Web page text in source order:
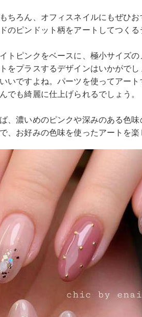
ちろん、オフィスネイルにもぜひ
のピンドット柄をアートしてつくる
トピンクをベースに、極小サイズ
をプラスするデザインはいかがで
いですよね。パーツを使ってアー
でも綺麗に仕上げられるでしょう。
、濃いめのピンクや深みのある色
、お好みの色味を使ったアートを楽